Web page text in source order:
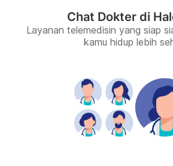
Chat Dokter di
Layanan telemedisin yang siap
kamu hidup lebih